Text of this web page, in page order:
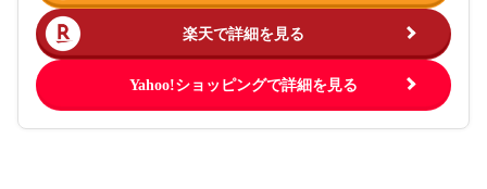
楽天で詳細を見る
Yahoo!ショッピングで詳細を見る